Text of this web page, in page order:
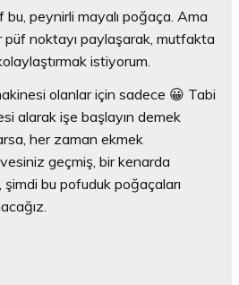
peynirli mayalı poğaça. Ama
noktayı paylaşarak, mutfakta
istiyorum.
olanlar için sadece 😀 Tabi
alarak işe başlayın demek
her zaman ekmek
geçmiş, bir kenarda
şimdi bu pofuduk poğaçaları